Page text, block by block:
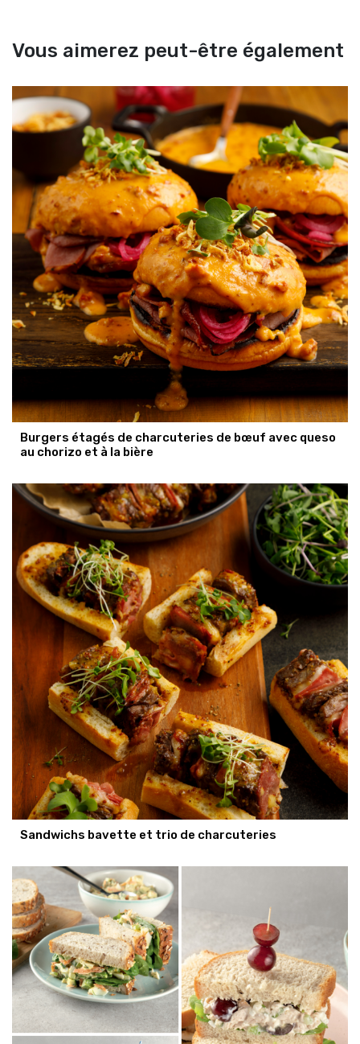
Vous aimerez peut-être également
Burgers étagés de charcuteries de bœuf avec queso
au chorizo et à la bière
Sandwichs bavette et trio de charcuteries